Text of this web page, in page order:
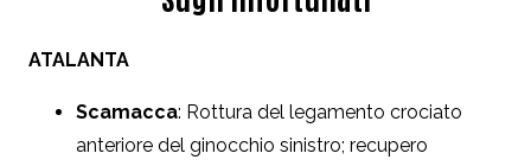
ATALANTA
Scamacca: Rottura del legamento crociato
anteriore del ginocchio sinistro; recupero